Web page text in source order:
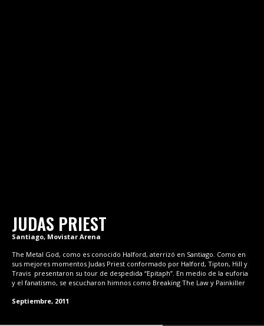
JUDAS PRIEST
Santiago, Movistar Arena
The Metal God, como es conocido Halford, aterrizó en Santiago. Como en
sus mejores momentos Judas Priest conformado por Halford, Tipton, Hill y
Travis presentaron su tour de despedida “Epitaph”. En medio de la euforia
y el fanatismo, se escucharon himnos como Breaking The Law y Painkiller
Septiembre, 2011